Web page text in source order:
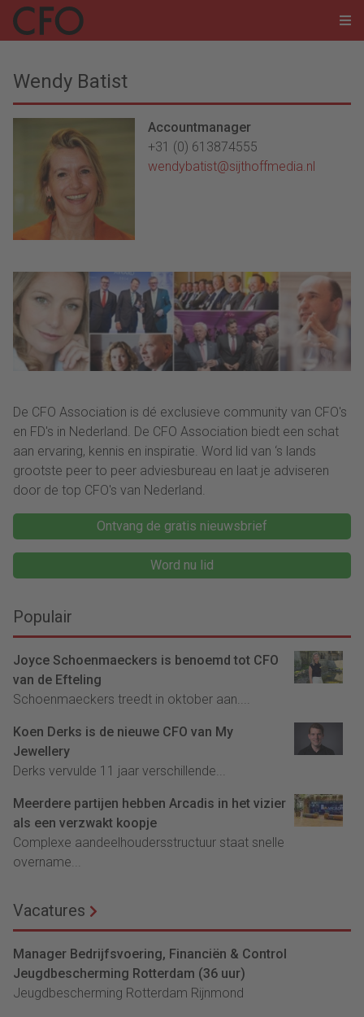
Wendy Batist
Accountmanager
+31 (0) 613874555
wendybatist@sijthoffmedia.nl
De CFO Association is dé exclusieve community van CFO's
en FD's in Nederland. De CFO Association biedt een schat
aan ervaring, kennis en inspiratie. Word lid van ‘s lands
grootste peer to peer adviesbureau en laat je adviseren
door de top CFO's van Nederland.
Ontvang de gratis nieuwsbrief
Word nu lid
Populair
Joyce Schoenmaeckers is benoemd tot CFO
van de Efteling
Schoenmaeckers treedt in oktober aan....
Koen Derks is de nieuwe CFO van My
Jewellery
Derks vervulde 11 jaar verschillende...
Meerdere partijen hebben Arcadis in het vizier
als een verzwakt koopje
Complexe aandeelhoudersstructuur staat snelle
overname...
Vacatures
Manager Bedrijfsvoering, Financiën & Control
Jeugdbescherming Rotterdam (36 uur)
Jeugdbescherming Rotterdam Rijnmond